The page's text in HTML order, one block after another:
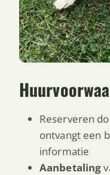
Reserveren
ontvangt een
informatie
Aanbetaling